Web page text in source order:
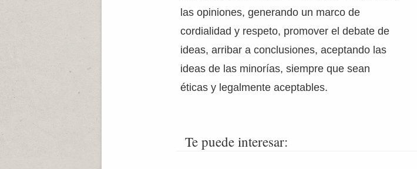
las opiniones, generando un marco de
cordialidad y respeto, promover el debate de
ideas, arribar a conclusiones, aceptando las
ideas de las minorías, siempre que sean
éticas y legalmente aceptables.
Te puede interesar: